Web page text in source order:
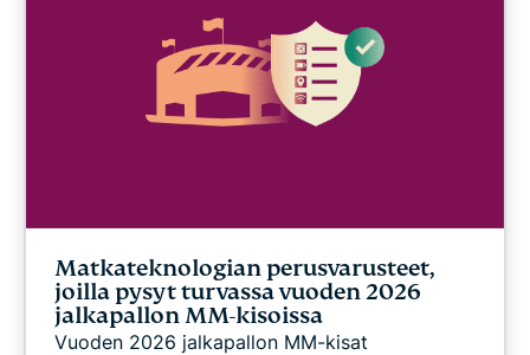
Matkateknologian perusvarusteet,
joilla pysyt turvassa vuoden 2026
jalkapallon MM-kisoissa
Vuoden 2026 jalkapallon MM-kisat